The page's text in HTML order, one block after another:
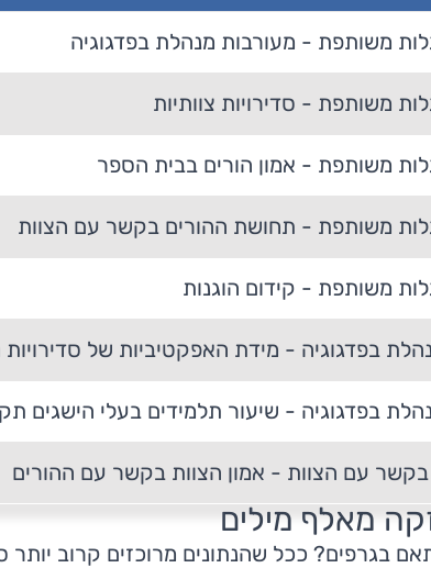
משותפת - מעורבות מנהלת בפדגוגיה
משותפת - סדירויות צוותיות
משותפת - אמון הורים בבית הספר
משותפת - תחושת ההורים בקשר עם הצוות
משותפת - קידום הוגנות
בפדגוגיה - מידת האפקטיביות של סדירויות
בפדגוגיה - שיעור תלמידים בעלי הישגים
בקשר עם הצוות - אמון הצוות בקשר עם ההורים
מאלף מילים
בגרפים? ככל שהנתונים מרוכזים קרוב יותר